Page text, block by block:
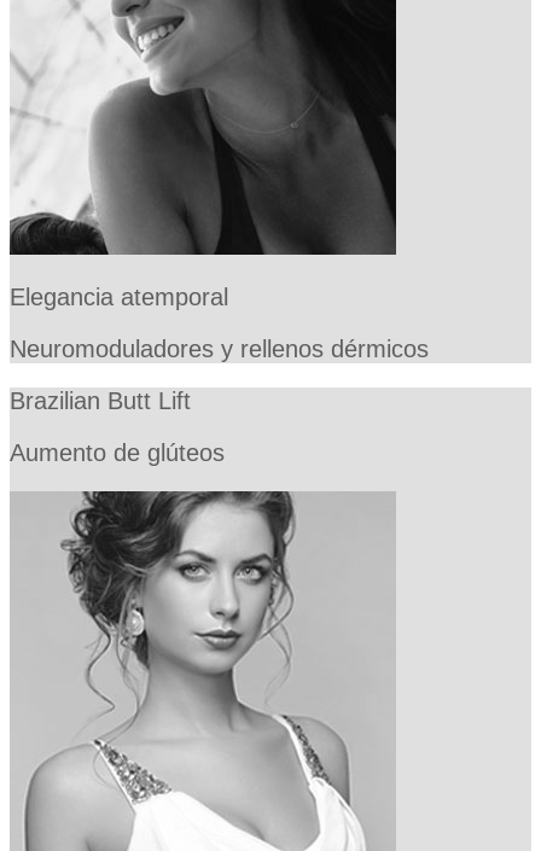
Elegancia atemporal
Neuromoduladores y rellenos dérmicos
Brazilian Butt Lift
Aumento de glúteos